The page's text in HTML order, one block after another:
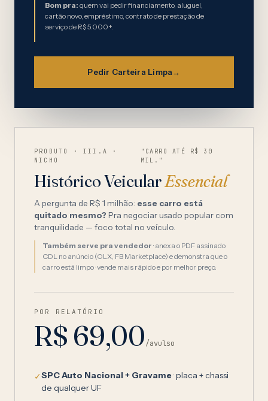
Bom pra: quem vai pedir financiamento, aluguel,
cartão novo, empréstimo, contrato de prestação de
serviço de R$ 5.000+.
Pedir Carteira Limpa→
PRODUTO · III.A ·
NICHO
"CARRO ATÉ R$ 30
MIL."
Histórico VeicularEssencial
A pergunta de R$ 1 milhão: esse carro está
quitado mesmo? Pra negociar usado popular com
tranquilidade — foco total no veículo.
Também serve pra vendedor · anexa o PDF assinado
CDL no anúncio (OLX, FB Marketplace) e demonstra que o
carro está limpo · vende mais rápido e por melhor preço.
POR RELATÓRIO
R$ 69,00/avulso
✓SPC Auto Nacional + Gravame· placa + chassi
de qualquer UF